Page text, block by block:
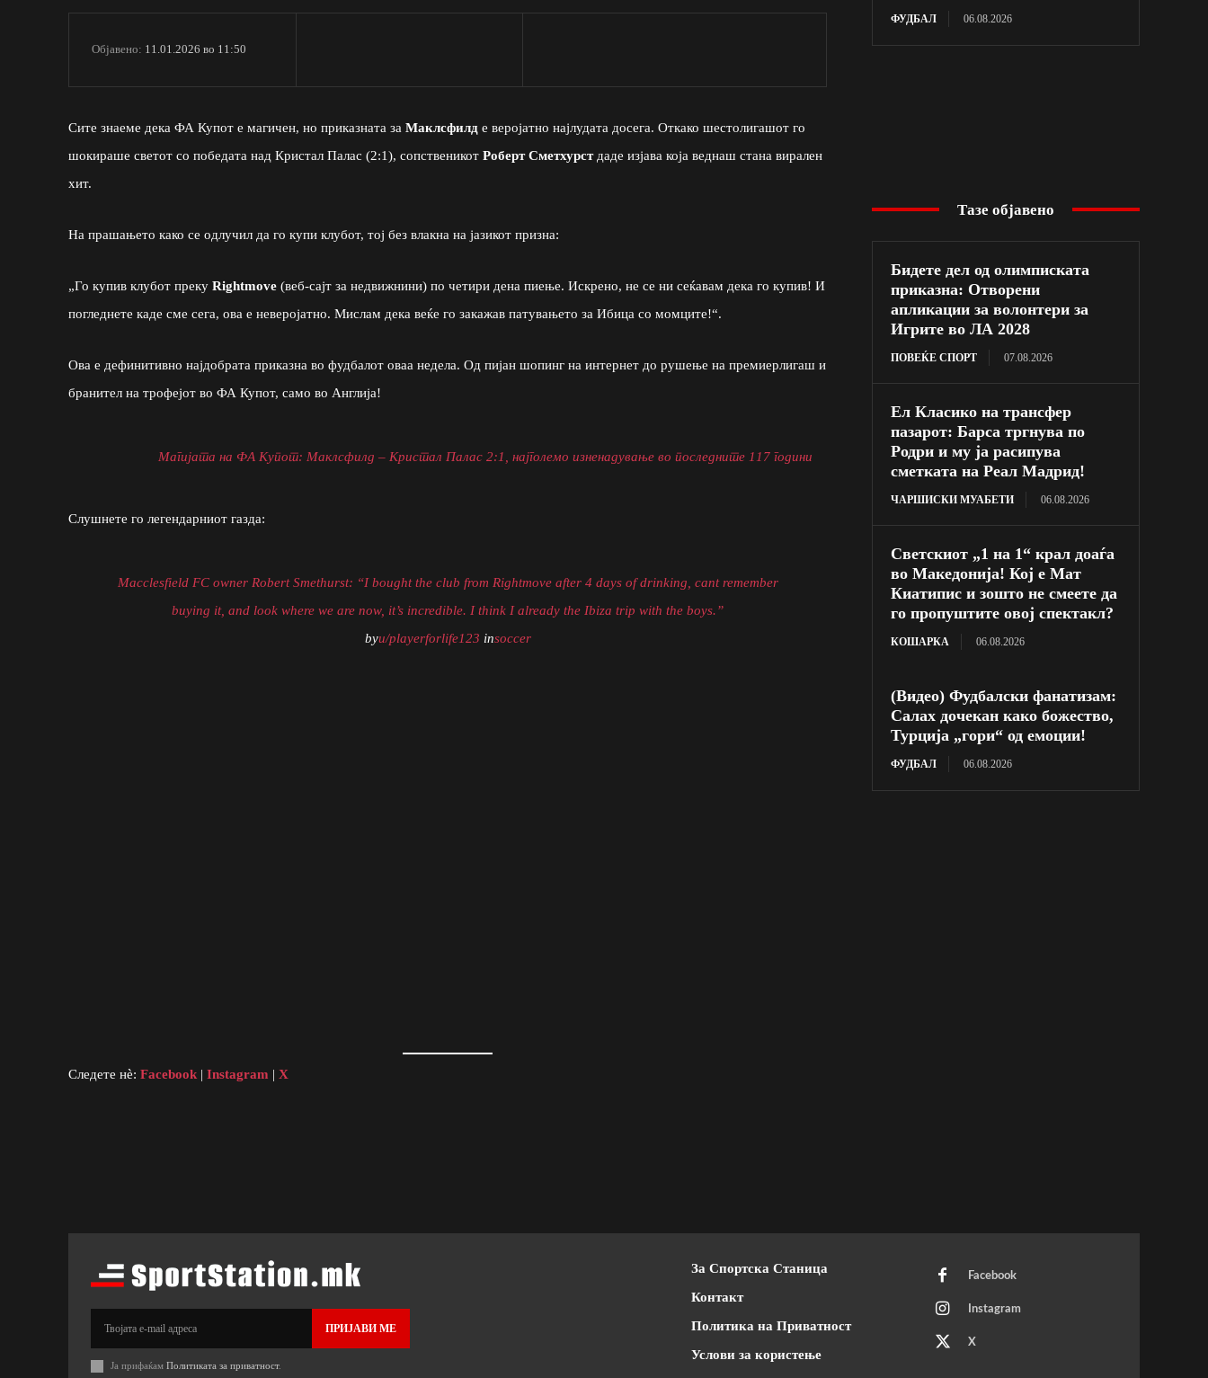
Објавено: 11.01.2026 во 11:50
Сите знаеме дека ФА Купот е магичен, но приказната за Маклсфилд е веројатно најлудата досега. Откако шестолигашот го
шокираше светот со победата над Кристал Палас (2:1), сопственикот Роберт Сметхурстдаде изјава која веднаш стана вирален
хит.
На прашањето како се одлучил да го купи клубот, тој без влакна на јазикот призна:
„Го купив клубот преку Rightmove (веб-сајт за недвижнини) по четири дена пиење. Искрено, не се ни сеќавам дека го купив! И
погледнете каде сме сега, ова е неверојатно. Мислам дека веќе го закажав патувањето за Ибица со момците!“.
Ова е дефинитивно најдобрата приказна во фудбалот оваа недела. Од пијан шопинг на интернет до рушење на премиерлигаш и
бранител на трофејот во ФА Купот, само во Англија!
Магијата на ФА Купот: Маклсфилд – Кристал Палас 2:1, најголемо изненадување во последните 117 години
Слушнете го легендарниот газда:
Macclesfield FC owner Robert Smethurst: “I bought the club from Rightmove after 4 days of drinking, cant remember
buying it, and look where we are now, it’s incredible. I think I already the Ibiza trip with the boys.”
byu/playerforlife123 insoccer
Следете нè: Facebook| Instagram | X
ФУДБАЛ 06.08.2026
Тазе објавено
Бидете дел од олимписката
приказна: Отворени
апликации за волонтери за
Игрите во ЛА 2028
ПОВЕЌЕ СПОРТ 07.08.2026
Ел Класико на трансфер
пазарот: Барса тргнува по
Родри и му ја расипува
сметката на Реал Мадрид!
ЧАРШИСКИ МУАБЕТИ 06.08.2026
Светскиот „1 на 1“ крал доаѓа
во Македонија! Кој е Мат
Киатипис и зошто не смеете да
го пропуштите овој спектакл?
КОШАРКА 06.08.2026
(Видео) Фудбалски фанатизам:
Салах дочекан како божество,
Турција „гори“ од емоции!
ФУДБАЛ 06.08.2026
ПРИЈАВИ МЕ
Ја прифаќам Политиката за приватност.
За Спортска Станица
Контакт
Политика на Приватност
Услови за користење
Facebook
Instagram
X